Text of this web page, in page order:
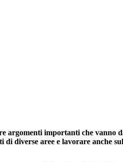
importanti che vanno
diverse aree e lavorare anche